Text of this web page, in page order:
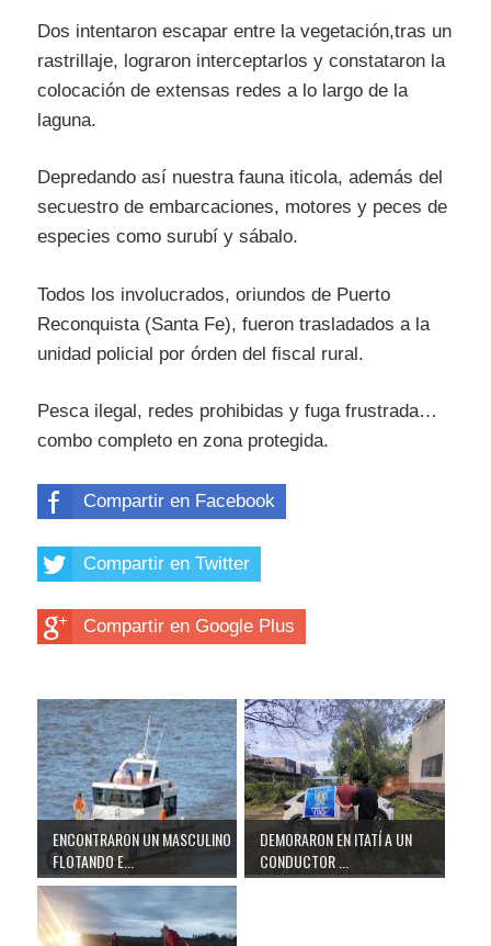
Dos intentaron escapar entre la vegetación,tras un
rastrillaje, lograron interceptarlos y constataron la
colocación de extensas redes a lo largo de la
laguna.
Depredando así nuestra fauna iticola, además del
secuestro de embarcaciones, motores y peces de
especies como surubí y sábalo.
Todos los involucrados, oriundos de Puerto
Reconquista (Santa Fe), fueron trasladados a la
unidad policial por órden del fiscal rural.
Pesca ilegal, redes prohibidas y fuga frustrada…
combo completo en zona protegida.
Compartir en Facebook
Compartir en Twitter
Compartir en Google Plus
ENCONTRARON UN MASCULINO
FLOTANDO E...
DEMORARON EN ITATÍ A UN
CONDUCTOR ...